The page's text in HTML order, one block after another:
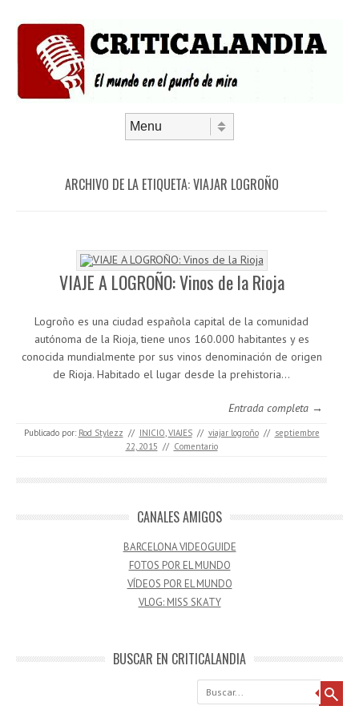
ARCHIVO DE LA ETIQUETA:VIAJAR LOGROÑO
VIAJE A LOGROÑO: Vinos de la Rioja
Logroño es una ciudad española capital de la comunidad
autónoma de la Rioja, tiene unos 160.000 habitantes y es
conocida mundialmente por sus vinos denominación de origen
de Rioja. Habitado el lugar desde la prehistoria…
Entrada completa →
Publicado por: Rod Stylezz // INICIO,VIAJES // viajar logroño // septiembre
22, 2015 // Comentario
CANALES AMIGOS
BARCELONA VIDEOGUIDE
FOTOS POR EL MUNDO
VÍDEOS POR EL MUNDO
VLOG: MISS SKATY
BUSCAR EN CRITICALANDIA
Buscar